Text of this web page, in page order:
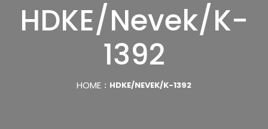
HDKE/Nevek/K-
1392
HOME HDKE/NEVEK/K-1392